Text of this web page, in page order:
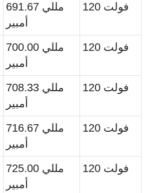
691.67 مللي
أمبير
120 فولت
700.00 مللي
أمبير
120 فولت
708.33 مللي
أمبير
120 فولت
716.67 مللي
أمبير
120 فولت
725.00 مللي
أمبير
120 فولت